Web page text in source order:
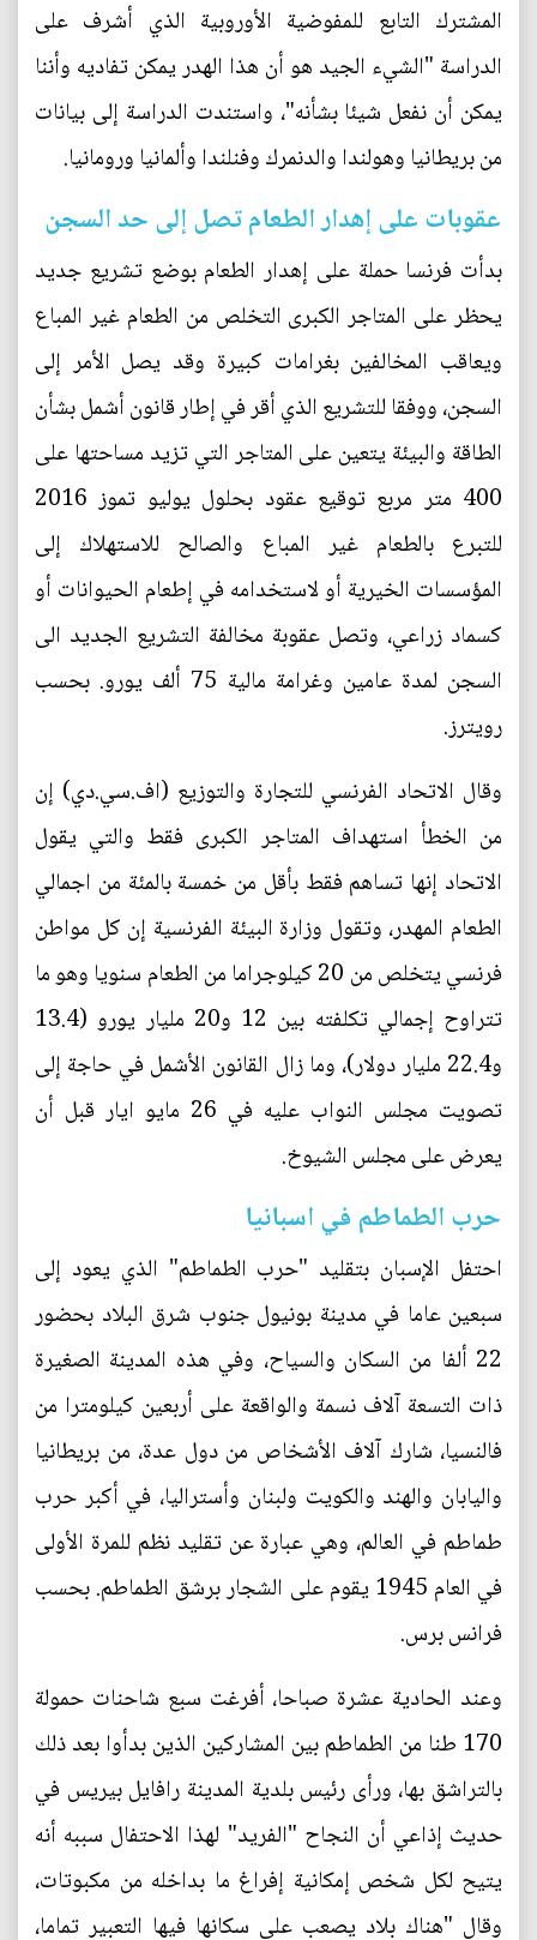
المشترك التابع للمفوضية الأوروبية الذي أشرف على
الدراسة "الشيء الجيد هو أن هذا الهدر يمكن تفاديه وأننا
يمكن أن نفعل شيئا بشأنه"، واستندت الدراسة إلى بيانات
من بريطانيا وهولندا والدنمرك وفنلندا وألمانيا ورومانيا.
عقوبات على إهدار الطعام تصل إلى حد السجن
بدأت فرنسا حملة على إهدار الطعام بوضع تشريع جديد
يحظر على المتاجر الكبرى التخلص من الطعام غير المباع
ويعاقب المخالفين بغرامات كبيرة وقد يصل الأمر إلى
السجن، ووفقا للتشريع الذي أقر في إطار قانون أشمل بشأن
الطاقة والبيئة يتعين على المتاجر التي تزيد مساحتها على
400 متر مربع توقيع عقود بحلول يوليو تموز 2016
للتبرع بالطعام غير المباع والصالح للاستهلاك إلى
المؤسسات الخيرية أو لاستخدامه في إطعام الحيوانات أو
كسماد زراعي، وتصل عقوبة مخالفة التشريع الجديد الى
السجن لمدة عامين وغرامة مالية 75 ألف يورو. بحسب
رويترز.
وقال الاتحاد الفرنسي للتجارة والتوزيع (اف.سي.دي) إن
من الخطأ استهداف المتاجر الكبرى فقط والتي يقول
الاتحاد إنها تساهم فقط بأقل من خمسة بالمئة من اجمالي
الطعام المهدر، وتقول وزارة البيئة الفرنسية إن كل مواطن
فرنسي يتخلص من 20 كيلوجراما من الطعام سنويا وهو ما
تتراوح إجمالي تكلفته بين 12 و20 مليار يورو (13.4
و22.4 مليار دولار)، وما زال القانون الأشمل في حاجة إلى
تصويت مجلس النواب عليه في 26 مايو ايار قبل أن
يعرض على مجلس الشيوخ.
حرب الطماطم في اسبانيا
احتفل الإسبان بتقليد "حرب الطماطم" الذي يعود إلى
سبعين عاما في مدينة بونيول جنوب شرق البلاد بحضور
22 ألفا من السكان والسياح، وفي هذه المدينة الصغيرة
ذات التسعة آلاف نسمة والواقعة على أربعين كيلومترا من
فالنسيا، شارك آلاف الأشخاص من دول عدة، من بريطانيا
واليابان والهند والكويت ولبنان وأستراليا، في أكبر حرب
طماطم في العالم، وهي عبارة عن تقليد نظم للمرة الأولى
في العام 1945 يقوم على الشجار برشق الطماطم. بحسب
فرانس برس.
وعند الحادية عشرة صباحا، أفرغت سبع شاحنات حمولة
170 طنا من الطماطم بين المشاركين الذين بدأوا بعد ذلك
بالتراشق بها، ورأى رئيس بلدية المدينة رافايل بيريس في
حديث إذاعي أن النجاح "الفريد" لهذا الاحتفال سببه أنه
يتيح لكل شخص إمكانية إفراغ ما بداخله من مكبوتات،
وقال "هناك بلاد يصعب على سكانها فيها التعبير تماما،